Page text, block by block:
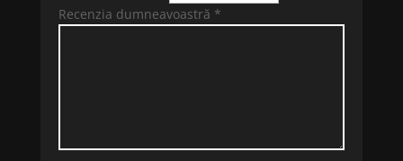
Recenzia dumneavoastră *